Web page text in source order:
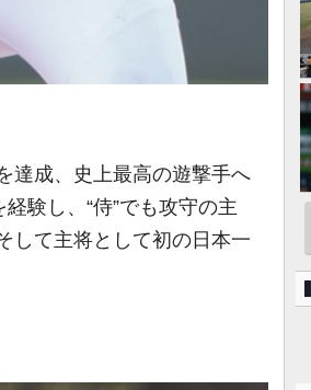
達成、史上最高の遊撃手へ
験し、“侍”でも攻守の主
して主将として初の日本一